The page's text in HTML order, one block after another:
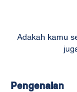
Adakah kamu
Pengenalan